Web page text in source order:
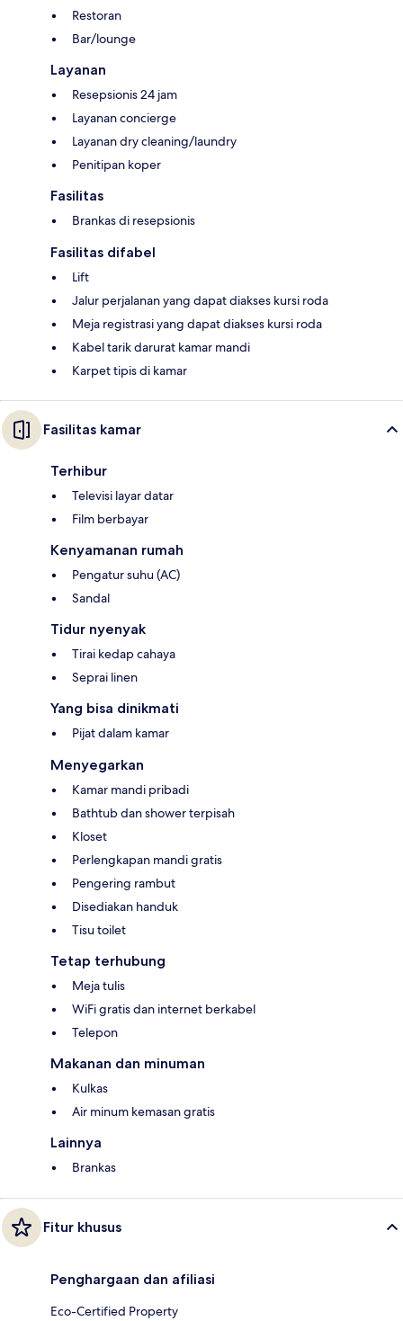
Restoran
Bar/lounge
Layanan
Resepsionis 24 jam
Layanan concierge
Layanan dry cleaning/laundry
Penitipan koper
Fasilitas
Brankas di resepsionis
Fasilitas difabel
Lift
Jalur perjalanan yang dapat diakses kursi roda
Meja registrasi yang dapat diakses kursi roda
Kabel tarik darurat kamar mandi
Karpet tipis di kamar
Fasilitas kamar
Terhibur
Televisi layar datar
Film berbayar
Kenyamanan rumah
Pengatur suhu (AC)
Sandal
Tidur nyenyak
Tirai kedap cahaya
Seprai linen
Yang bisa dinikmati
Pijat dalam kamar
Menyegarkan
Kamar mandi pribadi
Bathtub dan shower terpisah
Kloset
Perlengkapan mandi gratis
Pengering rambut
Disediakan handuk
Tisu toilet
Tetap terhubung
Meja tulis
WiFi gratis dan internet berkabel
Telepon
Makanan dan minuman
Kulkas
Air minum kemasan gratis
Lainnya
Brankas
Fitur khusus
Penghargaan dan afiliasi
Eco-Certified Property